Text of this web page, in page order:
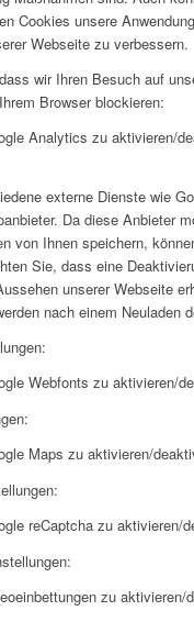
Cookies unsere
Webseite zu verbessern.
wir Ihren Besuch auf
Browser blockieren:
Analytics zu aktivieren/
externe Dienste wie
Da diese Anbieter
von Ihnen speichern,
Sie, dass eine
unserer Webseite
nach einem Neuladen
Webfonts zu aktivieren/
Maps zu aktivieren/
reCaptcha zu aktivieren/
zu aktivieren/